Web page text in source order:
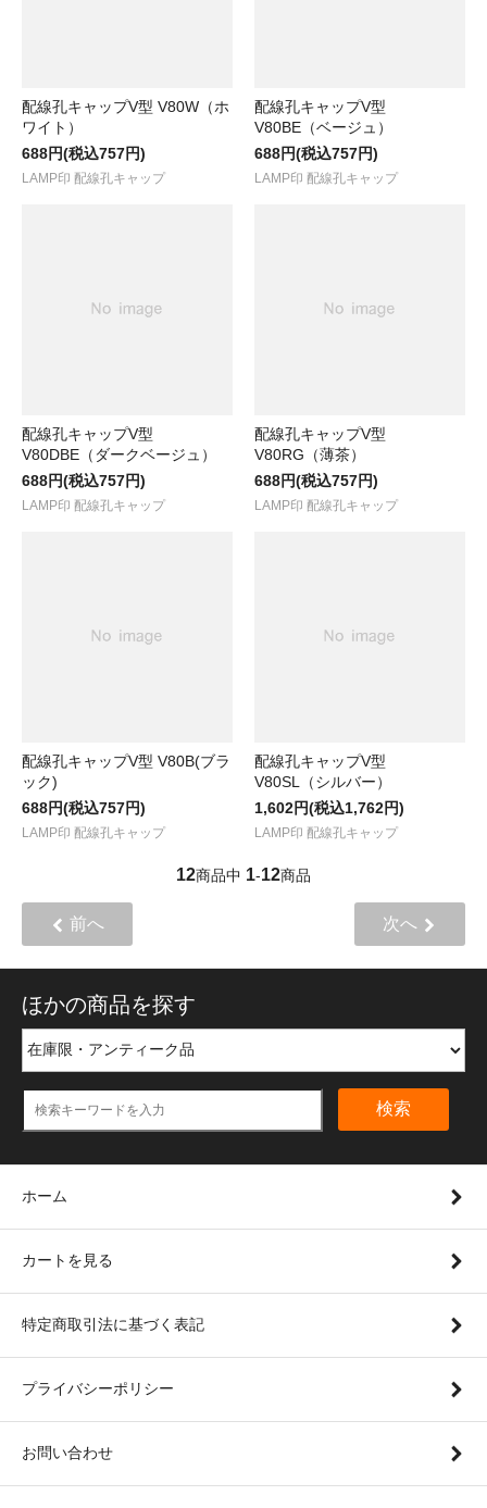
配線孔キャップV型 V80W（ホ
ワイト）
688円(税込757円)
LAMP印 配線孔キャップ
配線孔キャップV型
V80BE（ベージュ）
688円(税込757円)
LAMP印 配線孔キャップ
配線孔キャップV型
V80DBE（ダークベージュ）
688円(税込757円)
LAMP印 配線孔キャップ
配線孔キャップV型
V80RG（薄茶）
688円(税込757円)
LAMP印 配線孔キャップ
配線孔キャップV型 V80B(ブラ
ック)
688円(税込757円)
LAMP印 配線孔キャップ
配線孔キャップV型
V80SL（シルバー）
1,602円(税込1,762円)
LAMP印 配線孔キャップ
12商品中 1-12商品
前へ 次へ
ほかの商品を探す
検索
ホーム
カートを見る
特定商取引法に基づく表記
プライバシーポリシー
お問い合わせ